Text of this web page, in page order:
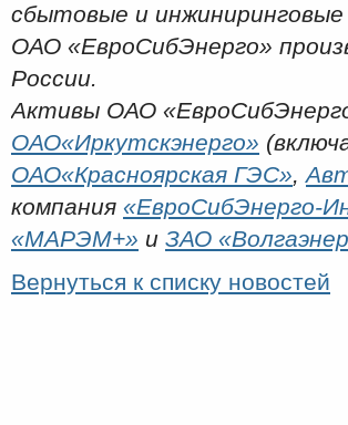
сбытовые и
ОАО «ЕвроСибЭнерго»
России.
Активы ОАО
ОАО«Иркутскэнерго»
ОАО«Красноярская ГЭС»,
компания «ЕвроСибЭнерго-
«МАРЭМ+» и ЗАО
Вернуться к списку новостей